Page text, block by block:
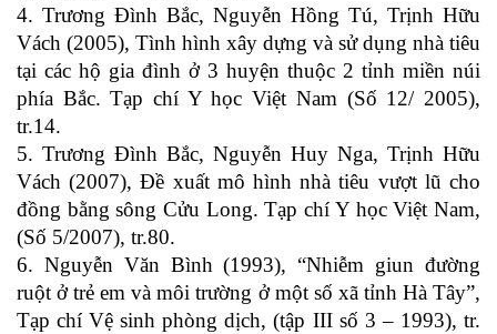
4. Trương Đình Bắc, Nguyễn Hồng Tú, Trịnh Hữu
Vách (2005), Tình hình xây dựng và sử dụng nhà tiêu
tại các hộ gia đình ở 3 huyện thuộc 2 tỉnh miền núi
phía Bắc. Tạp chí Y học Việt Nam (Số 12/ 2005),
tr.14.
5. Trương Đình Bắc, Nguyễn Huy Nga, Trịnh Hữu
Vách (2007), Đề xuất mô hình nhà tiêu vượt lũ cho
đồng bằng sông Cửu Long. Tạp chí Y học Việt Nam,
(Số 5/2007), tr.80.
6. Nguyễn Văn Bình (1993), “Nhiễm giun đường
ruột ở trẻ em và môi trường ở một số xã tỉnh Hà Tây”,
Tạp chí Vệ sinh phòng dịch, (tập III số 3 – 1993), tr.